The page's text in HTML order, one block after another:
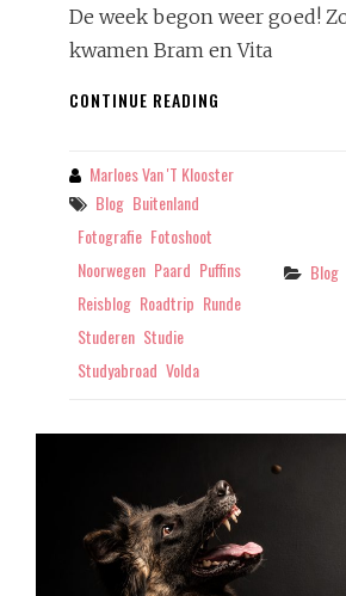
De week begon weer goed!
kwamen Bram en Vita
CONTINUE READING
By Marloes Van 't Klooster
Tags
Blog Buitenland
Fotografie Fotoshoot
Noorwegen Paard Puffins
Reisblog Roadtrip Runde
Studeren Studie
Studyabroad Volda
Blog